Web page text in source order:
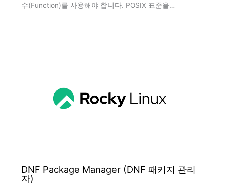
수(Function)를 사용해야 합니다. POSIX 표준을…
DNF Package Manager (DNF 패키지 관리
자)